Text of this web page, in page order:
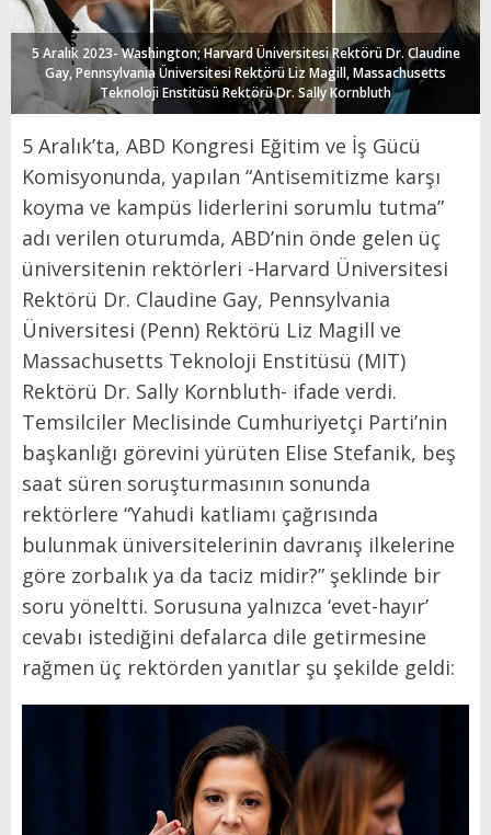
5 Aralık 2023- Washington; Harvard Üniversitesi Rektörü Dr. Claudine
Gay, Pennsylvania Üniversitesi Rektörü Liz Magill, Massachusetts
Teknoloji Enstitüsü Rektörü Dr. Sally Kornbluth
5 Aralık’ta, ABD Kongresi Eğitim ve İş Gücü
Komisyonunda, yapılan “Antisemitizme karşı
koyma ve kampüs liderlerini sorumlu tutma”
adı verilen oturumda, ABD’nin önde gelen üç
üniversitenin rektörleri -Harvard Üniversitesi
Rektörü Dr. Claudine Gay, Pennsylvania
Üniversitesi (Penn) Rektörü Liz Magill ve
Massachusetts Teknoloji Enstitüsü (MIT)
Rektörü Dr. Sally Kornbluth- ifade verdi.
Temsilciler Meclisinde Cumhuriyetçi Parti’nin
başkanlığı görevini yürüten Elise Stefanik, beş
saat süren soruşturmasının sonunda
rektörlere “Yahudi katliamı çağrısında
bulunmak üniversitelerinin davranış ilkelerine
göre zorbalık ya da taciz midir?” şeklinde bir
soru yöneltti. Sorusuna yalnızca ‘evet-hayır’
cevabı istediğini defalarca dile getirmesine
rağmen üç rektörden yanıtlar şu şekilde geldi: